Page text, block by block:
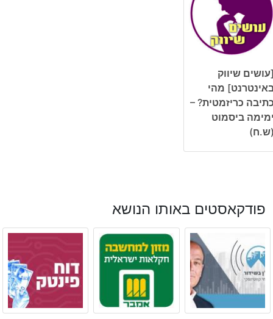
שיווק
מהי
כריזמטית? –
ביסמוט
פודקאסטים באותו הנושא